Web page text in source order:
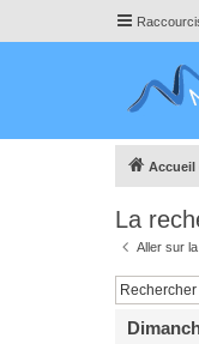
Accueil
La
Aller sur